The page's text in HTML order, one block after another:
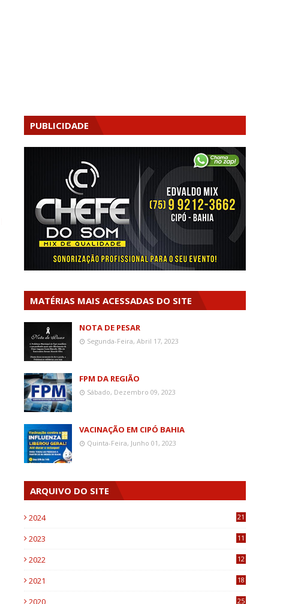
PUBLICIDADE
MATÉRIAS MAIS ACESSADAS DO SITE
NOTA DE PESAR
Segunda-Feira, Abril 17, 2023
FPM DA REGIÃO
Sábado, Dezembro 09, 2023
VACINAÇÃO EM CIPÓ BAHIA
Quinta-Feira, Junho 01, 2023
ARQUIVO DO SITE
2024 21
2023
11
2022
12
2021
18
2020 25